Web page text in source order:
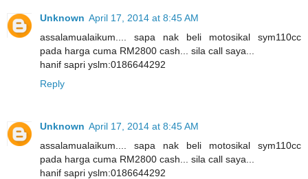
Unknown April 17, 2014 at 8:45 AM
assalamualaikum.... sapa nak beli motosikal sym110cc
pada harga cuma RM2800 cash... sila call saya...
hanif sapri yslm:0186644292
Reply
Unknown April 17, 2014 at 8:45 AM
assalamualaikum.... sapa nak beli motosikal sym110cc
pada harga cuma RM2800 cash... sila call saya...
hanif sapri yslm:0186644292